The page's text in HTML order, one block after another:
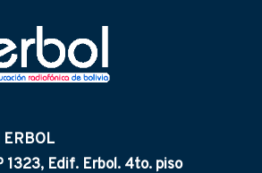
1323, Edif. Erbol. 4to. piso